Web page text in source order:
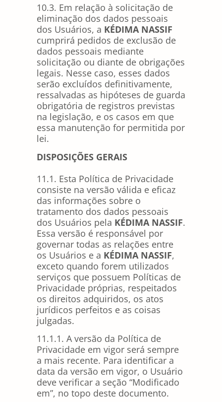
10.3. Em relação à solicitação de
eliminação dos dados pessoais
dos Usuários, a KÉDIMA NASSIF
cumprirá pedidos de exclusão de
dados pessoais mediante
solicitação ou diante de obrigações
legais. Nesse caso, esses dados
serão excluídos definitivamente,
ressalvadas as hipóteses de guarda
obrigatória de registros previstas
na legislação, e os casos em que
essa manutenção for permitida por
lei.
DISPOSIÇÕES GERAIS
11.1. Esta Política de Privacidade
consiste na versão válida e eficaz
das informações sobre o
tratamento dos dados pessoais
dos Usuários pela KÉDIMA NASSIF.
Essa versão é responsável por
governar todas as relações entre
os Usuários e a KÉDIMA NASSIF,
exceto quando forem utilizados
serviços que possuem Políticas de
Privacidade próprias, respeitados
os direitos adquiridos, os atos
jurídicos perfeitos e as coisas
julgadas.
11.1.1. A versão da Política de
Privacidade em vigor será sempre
a mais recente. Para identificar a
data da versão em vigor, o Usuário
deve verificar a seção “Modificado
em”, no topo deste documento.